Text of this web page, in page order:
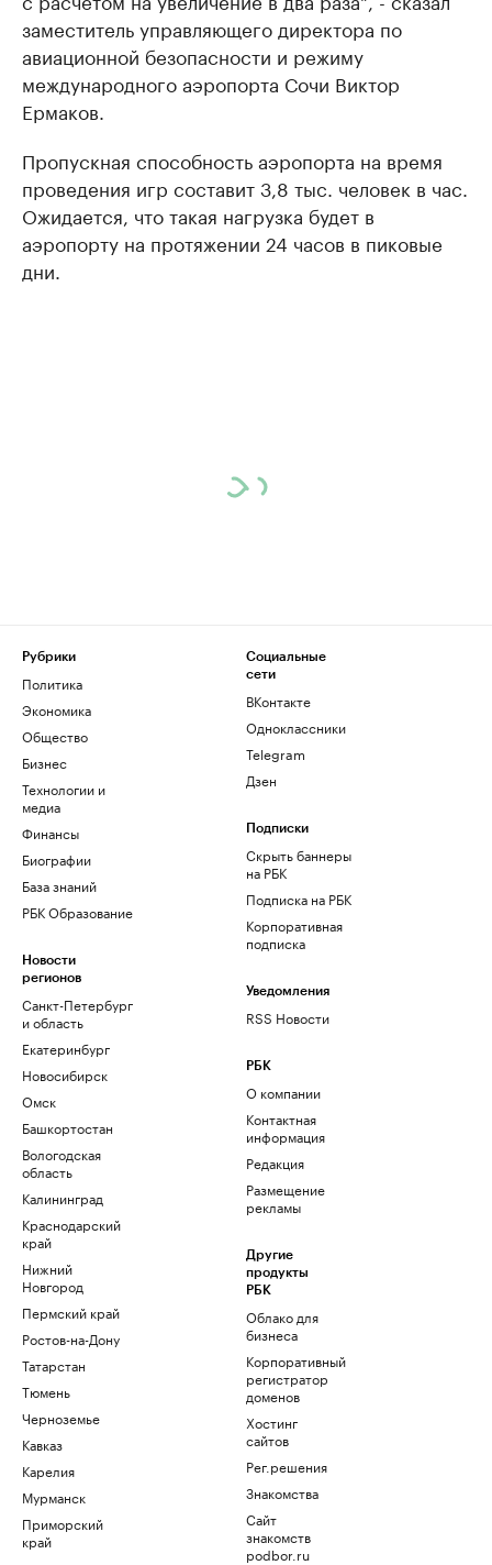
заместитель управляющего директора по
авиационной безопасности и режиму
международного аэропорта Сочи Виктор
Ермаков.
Пропускная способность аэропорта на время
проведения игр составит 3,8 тыс. человек в час.
Ожидается, что такая нагрузка будет в
аэропорту на протяжении 24 часов в пиковые
дни.
Рубрики
Политика
Экономика
Общество
Бизнес
Технологии и
медиа
Финансы
Биографии
База знаний
РБК Образование
Новости
регионов
Санкт-Петербург
и область
Екатеринбург
Новосибирск
Омск
Башкортостан
Вологодская
область
Калининград
Краснодарский
край
Нижний
Новгород
Пермский край
Ростов-на-Дону
Татарстан
Тюмень
Черноземье
Кавказ
Карелия
Мурманск
Приморский
край
Социальные
сети
ВКонтакте
Одноклассники
Telegram
Дзен
Подписки
Скрыть баннеры
на РБК
Подписка на РБК
Корпоративная
подписка
Уведомления
RSS Новости
РБК
О компании
Контактная
информация
Редакция
Размещение
рекламы
Другие
продукты
РБК
Облако для
бизнеса
Корпоративный
регистратор
доменов
Хостинг
сайтов
Рег.решения
Знакомства
Сайт
знакомств
podbor.ru